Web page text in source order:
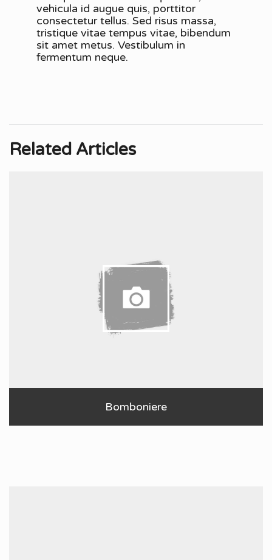
vehicula id augue quis, porttitor
consectetur tellus. Sed risus massa,
tristique vitae tempus vitae, bibendum
sit amet metus. Vestibulum in
fermentum neque.
Related Articles
Bomboniere